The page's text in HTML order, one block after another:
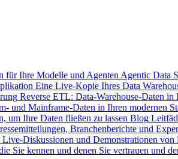
für Ihre Modelle und Agenten Agentic Data
Eine Live-Kopie Ihres Data
Reverse ETL: Data-Warehouse-Daten in
und Mainframe-Daten in Ihren modernen
um Ihre Daten fließen zu lassen Blog
Branchenberichte und
Live-Diskussionen und Demonstrationen von
Sie kennen und denen Sie vertrauen und